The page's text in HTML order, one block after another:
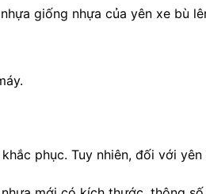
giống nhựa của yên xe bù
phục. Tuy nhiên, đối với